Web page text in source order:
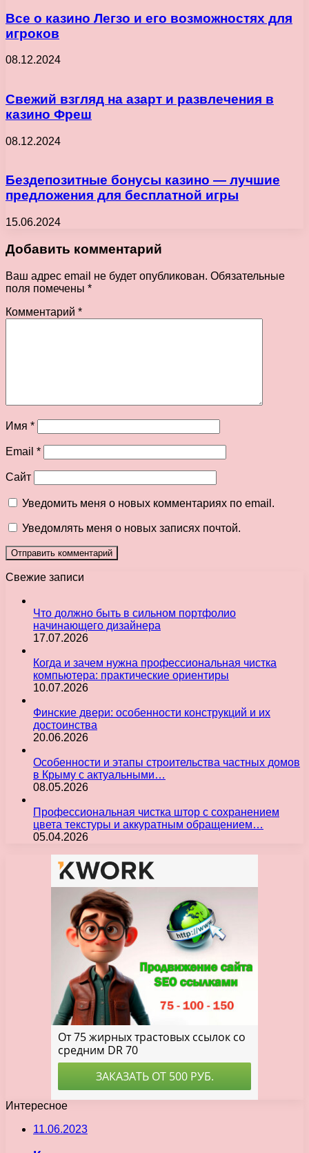
Все о казино Легзо и его возможностях для
игроков
08.12.2024
Свежий взгляд на азарт и развлечения в
казино Фреш
08.12.2024
Бездепозитные бонусы казино — лучшие
предложения для бесплатной игры
15.06.2024
Добавить комментарий
Ваш адрес email не будет опубликован. Обязательные
поля помечены *
Комментарий *
Имя *
Email *
Сайт
Уведомить меня о новых комментариях по email.
Уведомлять меня о новых записях почтой.
Свежие записи
Что должно быть в сильном портфолио
начинающего дизайнера
17.07.2026
Когда и зачем нужна профессиональная чистка
компьютера: практические ориентиры
10.07.2026
Финские двери: особенности конструкций и их
достоинства
20.06.2026
Особенности и этапы строительства частных домов
в Крыму с актуальными…
08.05.2026
Профессиональная чистка штор с сохранением
цвета текстуры и аккуратным обращением…
05.04.2026
Интересное
11.06.2023